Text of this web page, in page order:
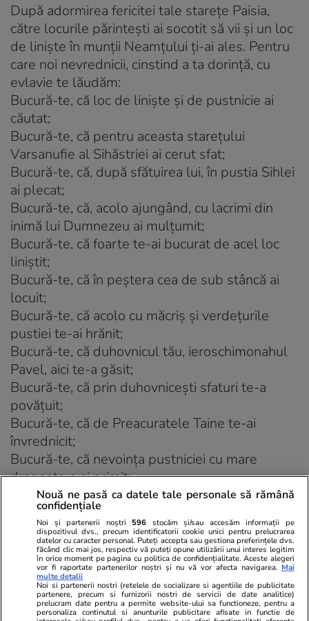
După adormirea fericitei tale starețe Paisia,
către locurile părintești ai socotit să vii și un loc
de liniște în munții Neamțului ți-ai ales. Pentru
care noi nevrednicii, cinstind a ta dorință, cu
evlavie te lăudăm:
Bucură-te, că loc de liniște și de pustnicie ai
căutat;
Bucură-te, că pentru aceasta starețului
Varsanufie al Sihăstriei ai cerut sfat;
Bucură-te, că, după sfătuirea lui, în pustia Sihlei
ai plecat;
Bucură-te, că, acolo ajungând, cu lacrimi din
inimă lui Dumnezeu ai mulțumit;
Bucură-te, că foarte te-ai bucurat de acel loc
liniștit;
Bucură-te, că în peștera cea de sub stâncă ai
locuit;
Bucură-te, că acolo cu măcriș și verdețurile
pustiei te-ai hrănit;
Bucură-te, că duhovnicul tău, ieroschimonahul
Pavel, aici te-a găsit;
Bucură-te, că prin duhovnicești sfaturi te-a
povățuit;
Bucură-te, că de Preacuratele Taine te-ai
învrednicit;
Bucură-te, că nevoința pustniciei cu mare
dragoste o ai primit;
Bucură-te, că a iubitorilor de liniște ai fost
vrednică următoare;
Bucură-te, Cuvioasă Teodora, a Moldovei
duhovnicească floare!
Condac 4
Ziua și noaptea petrecând în rugăciunea cea cu
Nouă ne pasă ca datele tale personale să rămână
confidențiale
Noi și partenerii noștri 596 stocăm și/sau accesăm informații pe
dispozitivul dvs., precum identificatorii cookie unici pentru prelucrarea
datelor cu caracter personal. Puteți accepta sau gestiona preferințele dvs.
făcând clic mai jos, respectiv vă puteți opune utilizării unui interes legitim
în orice moment pe pagina cu politica de confidențialitate. Aceste alegeri
vor fi raportate partenerilor noștri și nu vă vor afecta navigarea. Mai
multe detalii
Noi si partenerii nostri (retelele de socializare si agentiile de publicitate
partenere, precum si furnizorii nostri de servicii de date analitice)
prelucram date pentru a permite website-ului sa functioneze, pentru a
personaliza continutul si anunturile publicitare afisate in functie de